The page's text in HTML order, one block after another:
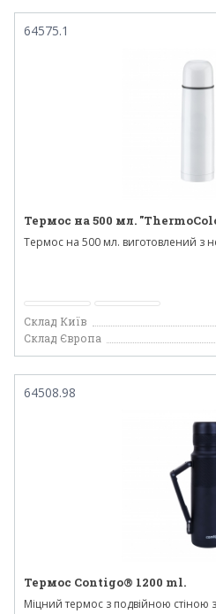
64575.1
Термос на 500 мл.
Термос на 500 мл. виготовлений з
Склад Київ
Склад Європа
64508.98
Термос Contigo® 1200 ml.
Міцний термос з подвійною стіною